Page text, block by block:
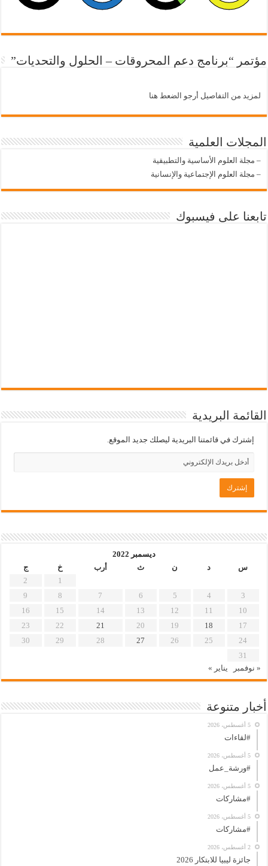
مؤتمر “برنامج دعم المحروقات – الحلول والتحديات”
لمزيد من التفاصيل أرجو الضعط هنا
المجلات العلمية
– مجلة العلوم الأساسية والتطبيقية
– مجلة العلوم الإجتماعية والإنسانية
تابعنا على فيسبوك
القائمة البريدية
إشترك في قائمتنا البريدية ليصلك جديد الموقع.
ديسمبر 2022
س
د ن ث أرب خ
ج
1
2
3
4
5
6
7
8
9
10
11
12
13
14
15
16
17
18
19
20
21
22
23
24
25
26
27
28
29
30
31
« نوفمبر
يناير »
أخبار متنوعة
5 أغسطس، 2026
#لقاءات
5 أغسطس، 2026
#ورشة_عمل
5 أغسطس، 2026
#مشاركات
5 أغسطس، 2026
#مشاركات
2 أغسطس، 2026
جائزة ليبيا للابتكار 2026